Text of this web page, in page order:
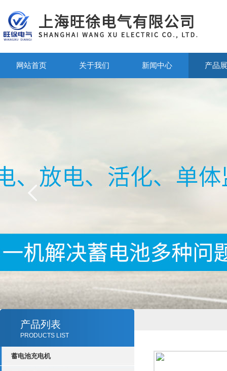
网站首页 关于我们 新闻中心 产品
产品列表
PRODUCTS LIST
蓄电池充电机